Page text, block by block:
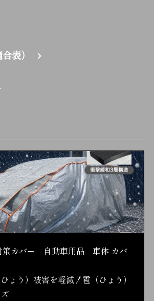
表）
策カバー 自動車用品 車体 カバ
ょう）被害を軽減！雹（ひょう）